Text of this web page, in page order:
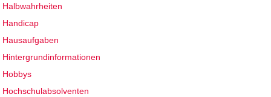
Halbwahrheiten
Handicap
Hausaufgaben
Hintergrundinformationen
Hobbys
Hochschulabsolventen